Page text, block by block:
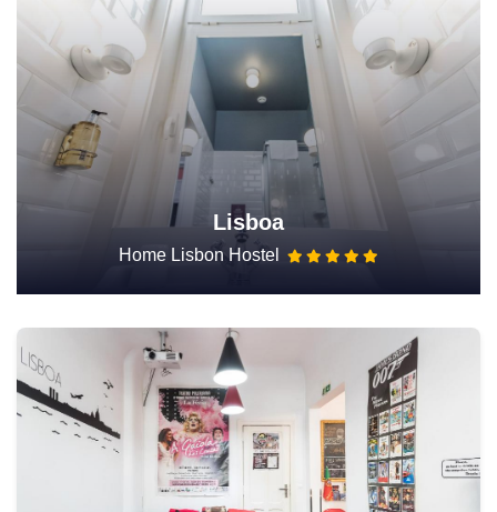
Lisboa
Home Lisbon Hostel